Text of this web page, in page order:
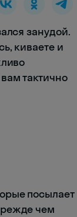
занудой.
киваете и
тактично
посылает
чем